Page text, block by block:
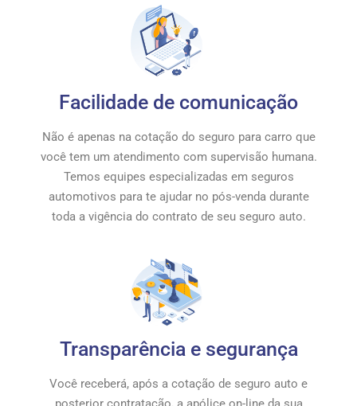
Facilidade de comunicação
Não é apenas na cotação do seguro para carro que
você tem um atendimento com supervisão humana.
Temos equipes especializadas em seguros
automotivos para te ajudar no pós-venda durante
toda a vigência do contrato de seu seguro auto.
Transparência e segurança
Você receberá, após a cotação de seguro auto e